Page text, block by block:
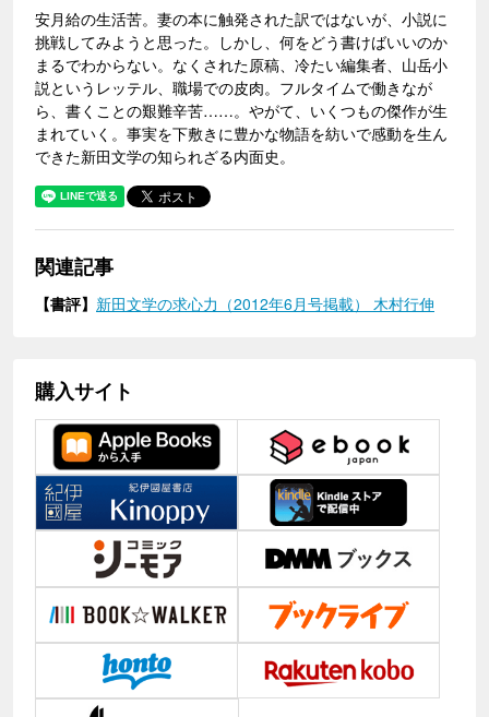
安月給の生活苦。妻の本に触発された訳ではないが、小説に
挑戦してみようと思った。しかし、何をどう書けばいいのか
まるでわからない。なくされた原稿、冷たい編集者、山岳小
説というレッテル、職場での皮肉。フルタイムで働きなが
ら、書くことの艱難辛苦……。やがて、いくつもの傑作が生
まれていく。事実を下敷きに豊かな物語を紡いで感動を生ん
できた新田文学の知られざる内面史。
関連記事
【書評】 新田文学の求心力（2012年6月号掲載） 木村行伸
購入サイト